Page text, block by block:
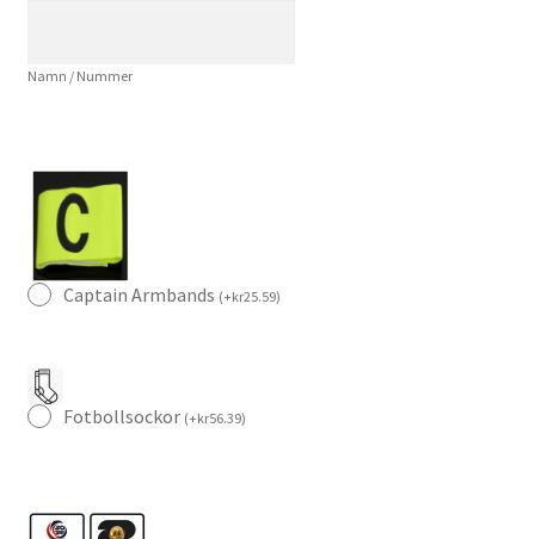
Dam
Namn / Nummer
Captain Armbands (+kr25.59)
Fotbollsockor (+kr56.39)